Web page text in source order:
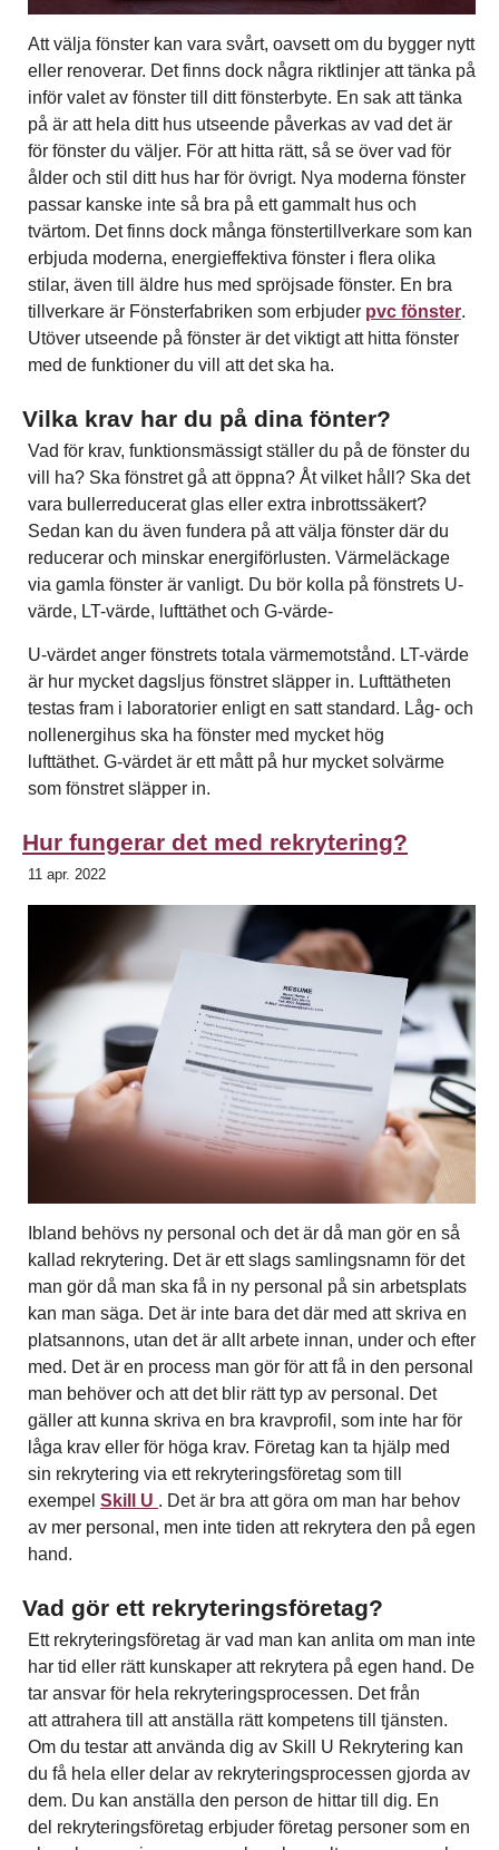
Att välja fönster kan vara svårt, oavsett om du bygger nytt
eller renoverar. Det finns dock några riktlinjer att tänka på
inför valet av fönster till ditt fönsterbyte. En sak att tänka
på är att hela ditt hus utseende påverkas av vad det är
för fönster du väljer. För att hitta rätt, så se över vad för
ålder och stil ditt hus har för övrigt. Nya moderna fönster
passar kanske inte så bra på ett gammalt hus och
tvärtom. Det finns dock många fönstertillverkare som kan
erbjuda moderna, energieffektiva fönster i flera olika
stilar, även till äldre hus med spröjsade fönster. En bra
tillverkare är Fönsterfabriken som erbjuder pvc fönster.
Utöver utseende på fönster är det viktigt att hitta fönster
med de funktioner du vill att det ska ha.
Vilka krav har du på dina fönter?
Vad för krav, funktionsmässigt ställer du på de fönster du
vill ha? Ska fönstret gå att öppna? Åt vilket håll? Ska det
vara bullerreducerat glas eller extra inbrottssäkert?
Sedan kan du även fundera på att välja fönster där du
reducerar och minskar energiförlusten. Värmeläckage
via gamla fönster är vanligt. Du bör kolla på fönstrets U-
värde, LT-värde, lufttäthet och G-värde-
U-värdet anger fönstrets totala värmemotstånd. LT-värde
är hur mycket dagsljus fönstret släpper in. Lufttätheten
testas fram i laboratorier enligt en satt standard. Låg- och
nollenergihus ska ha fönster med mycket hög
lufttäthet. G-värdet är ett mått på hur mycket solvärme
som fönstret släpper in.
Hur fungerar det med rekrytering?
11 apr. 2022
Ibland behövs ny personal och det är då man gör en så
kallad rekrytering. Det är ett slags samlingsnamn för det
man gör då man ska få in ny personal på sin arbetsplats
kan man säga. Det är inte bara det där med att skriva en
platsannons, utan det är allt arbete innan, under och efter
med. Det är en process man gör för att få in den personal
man behöver och att det blir rätt typ av personal. Det
gäller att kunna skriva en bra kravprofil, som inte har för
låga krav eller för höga krav. Företag kan ta hjälp med
sin rekrytering via ett rekryteringsföretag som till
exempel Skill U . Det är bra att göra om man har behov
av mer personal, men inte tiden att rekrytera den på egen
hand.
Vad gör ett rekryteringsföretag?
Ett rekryteringsföretag är vad man kan anlita om man inte
har tid eller rätt kunskaper att rekrytera på egen hand. De
tar ansvar för hela rekryteringsprocessen. Det från
att attrahera till att anställa rätt kompetens till tjänsten.
Om du testar att använda dig av Skill U Rekrytering kan
du få hela eller delar av rekryteringsprocessen gjorda av
dem. Du kan anställa den person de hittar till dig. En
del rekryteringsföretag erbjuder företag personer som en